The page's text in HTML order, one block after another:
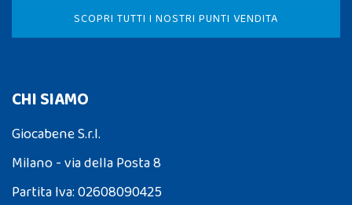
SCOPRI TUTTI I NOSTRI PUNTI VENDITA
CHI SIAMO
Giocabene S.r.l.
Milano - via della Posta 8
Partita Iva: 02608090425